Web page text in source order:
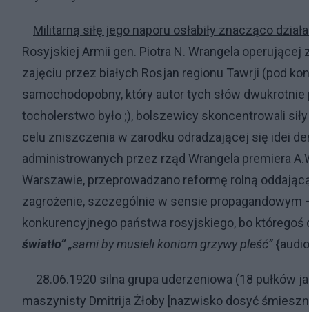
Militarną siłę jego naporu osłabiły znacząco
Rosyjskiej Armii gen. Piotra N. Wrangela operującej
zajęciu przez białych Rosjan regionu Tawrji (pod
samochodopobny, który autor tych słów
tocholerstwo było ;), bolszewicy skoncentrowali
celu zniszczenia w zarodku odradzającej się idei
administrowanych przez rząd Wrangela premiera
Warszawie, przeprowadzano reformę rolną
zagrożenie, szczególnie w sensie
konkurencyjnego państwa rosyjskiego, bo któregoś
światło”„sami by musieli koniom grzywy pleść”
28.06.1920 silna grupa uderzeniowa (18 pułków
maszynisty Dmitrija Żłoby [nazwisko dosyć